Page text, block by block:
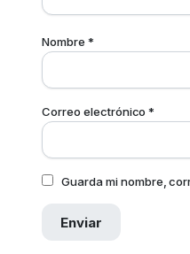
Nombre *
Correo electrónico*
Guarda mi nombre,